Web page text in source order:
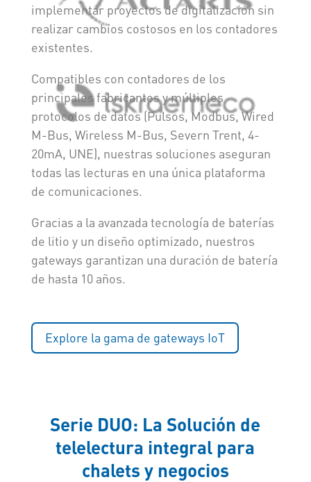
implementar proyectos de digitalización sin
realizar cambios costosos en los contadores
existentes.
Compatibles con contadores de los
principales fabricantes y múltiples
protocolos de datos (Pulsos, Modbus, Wired
M-Bus, Wireless M-Bus, Severn Trent, 4-
20mA, UNE), nuestras soluciones aseguran
todas las lecturas en una única plataforma
de comunicaciones.
Gracias a la avanzada tecnología de baterías
de litio y un diseño optimizado, nuestros
gateways garantizan una duración de batería
de hasta 10 años.
Explore la gama de gateways IoT
Serie DUO: La Solución de
telelectura integral para
chalets y negocios